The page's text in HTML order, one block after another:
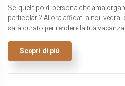
Sei quel tipo di persona che ama
particolari? Allora affidati a noi,
sarà curato per rendere la tua
Scopri di più